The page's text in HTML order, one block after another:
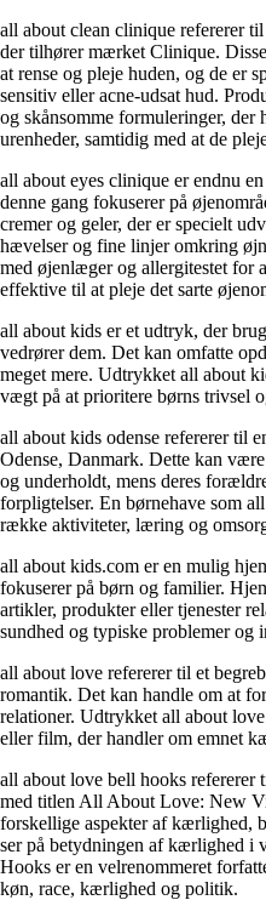
all about clean clinique refererer
der tilhører mærket Clinique.
at rense og pleje huden, og de er
sensitiv eller acne-udsat hud.
og skånsomme formuleringer,
urenheder, samtidig med at de
all about eyes clinique er endnu
denne gang fokuserer på
cremer og geler, der er specielt
hævelser og fine linjer omkring
med øjenlæger og allergitestet for
effektive til at pleje det sarte
all about kids er et udtryk, der
vedrører dem. Det kan omfatte
meget mere. Udtrykket all about
vægt på at prioritere børns trivsel
all about kids odense refererer til
Odense, Danmark. Dette kan
og underholdt, mens deres
forpligtelser. En børnehave som
række aktiviteter, læring og
all about kids.com er en mulig
fokuserer på børn og familier.
artikler, produkter eller tjenester
sundhed og typiske problemer og
all about love refererer til et
romantik. Det kan handle om at
relationer. Udtrykket all about
eller film, der handler om emnet
all about love bell hooks
med titlen All About Love: New
forskellige aspekter af kærlighed,
ser på betydningen af kærlighed i
Hooks er en velrenommeret
køn, race, kærlighed og politik.